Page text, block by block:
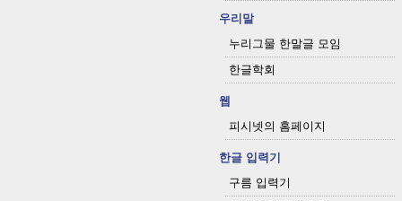
우리말
누리그물 한말글 모임
한글학회
웹
피시넷의 홈페이지
한글 입력기
구름 입력기